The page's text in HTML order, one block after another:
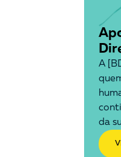
A
da